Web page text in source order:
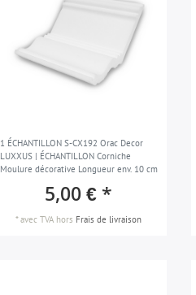
1 ÉCHANTILLON S-CX192 Orac Decor
LUXXUS | ÉCHANTILLON Corniche
Moulure décorative Longueur env. 10 cm
5,00 € *
*avec TVA hors Frais de livraison